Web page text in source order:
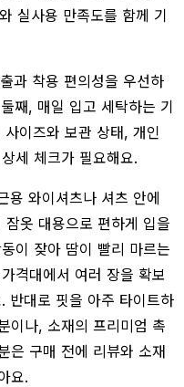
실사용 만족도를 함께 기
과 착용 편의성을 우선하
째, 매일 입고 세탁하는 기
이즈와 보관 상태, 개인
세 체크가 필요해요.
용 와이셔츠나 셔츠 안에
옷 대용으로 편하게 입을
이 잦아 땀이 빨리 마르는
격대에서 여러 장을 확보
반대로 핏을 아주 타이트하
이나, 소재의 프리미엄 촉
은 구매 전에 리뷰와 소재
요.